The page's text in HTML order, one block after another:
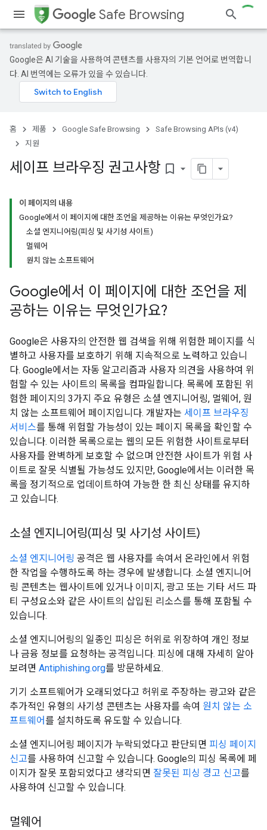
Safe Browsing
Google은 AI 기술을 사용하여 콘텐츠를 사용자의 기본 언어로 번역합니
다. AI 번역에는 오류가 있을 수 있습니다.
홈 제품 Google Safe Browsing
Safe Browsing APIs (v4)
지원
세이프 브라우징 권고사항 bookmark_border
이 페이지의 내용
Google에서 이 페이지에 대한 조언을 제공하는 이유는 무엇인가요?
소셜 엔지니어링(피싱 및 사기성 사이트)
멀웨어
원치 않는 소프트웨어
Google에서 이 페이지에 대한 조언을 제
공하는 이유는 무엇인가요?
Google은 사용자의 안전한 웹 검색을 위해 위험한 페이지를 식
별하고 사용자를 보호하기 위해 지속적으로 노력하고 있습니
다. Google에서는 자동 알고리즘과 사용자 의견을 사용하여 위
험할 수 있는 사이트의 목록을 컴파일합니다. 목록에 포함된 위
험한 페이지의 3가지 주요 유형은 소셜 엔지니어링, 멀웨어, 원
치 않는 소프트웨어 페이지입니다. 개발자는 세이프 브라우징
서비스를 통해 위험할 가능성이 있는 페이지 목록을 확인할 수
있습니다. 이러한 목록으로는 웹의 모든 위험한 사이트로부터
사용자를 완벽하게 보호할 수 없으며 안전한 사이트가 위험 사
이트로 잘못 식별될 가능성도 있지만, Google에서는 이러한 목
록을 정기적으로 업데이트하여 가능한 한 최신 상태를 유지하
고 있습니다.
소셜 엔지니어링(피싱 및 사기성 사이트)
소셜 엔지니어링 공격은 웹 사용자를 속여서 온라인에서 위험
한 작업을 수행하도록 하는 경우에 발생합니다. 소셜 엔지니어
링 콘텐츠는 웹사이트에 있거나 이미지, 광고 또는 기타 서드 파
티 구성요소와 같은 사이트의 삽입된 리소스를 통해 포함될 수
있습니다.
소셜 엔지니어링의 일종인 피싱은 허위로 위장하여 개인 정보
나 금융 정보를 요청하는 공격입니다. 피싱에 대해 자세히 알아
보려면 Antiphishing.org를 방문하세요.
기기 소프트웨어가 오래되었다고 허위로 주장하는 광고와 같은
추가적인 유형의 사기성 콘텐츠는 사용자를 속여 원치 않는 소
프트웨어를 설치하도록 유도할 수 있습니다.
소셜 엔지니어링 페이지가 누락되었다고 판단되면 피싱 페이지
신고를 사용하여 신고할 수 있습니다. Google의 피싱 목록에 페
이지가 잘못 포함되었다고 생각되면 잘못된 피싱 경고 신고를
사용하여 신고할 수 있습니다.
멀웨어